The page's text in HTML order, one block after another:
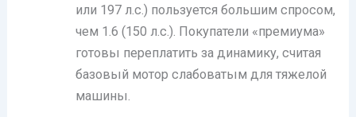
или 197 л.с.) пользуется большим спросом,
чем 1.6 (150 л.с.). Покупатели «премиума»
готовы переплатить за динамику, считая
базовый мотор слабоватым для тяжелой
машины.